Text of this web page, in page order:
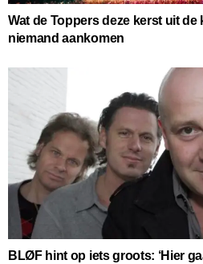
Wat de Toppers deze kerst uit de
niemand aankomen
BLØF hint op iets groots: ‘Hier